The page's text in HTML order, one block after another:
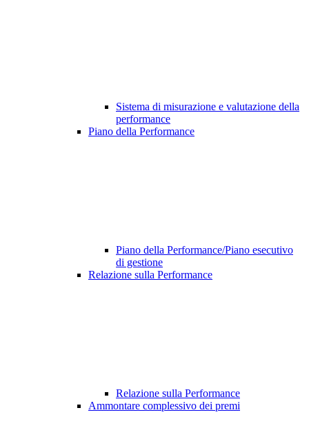
Sistema di misurazione e valutazione della
performance
Piano della Performance
Piano della Performance/Piano esecutivo
di gestione
Relazione sulla Performance
Relazione sulla Performance
Ammontare complessivo dei premi